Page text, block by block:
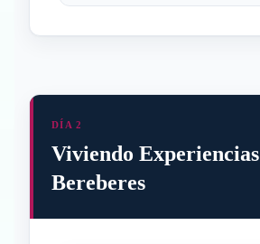
DÍA 2
Viviendo Experiencias
Bereberes